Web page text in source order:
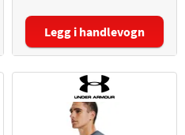
Størrelse:
Legg i handlevogn